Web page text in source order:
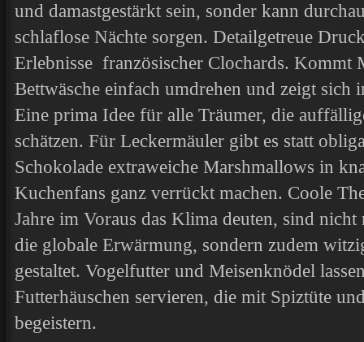
und damastgestärkt sein, sonder kann
schlaflose Nächte sorgen. Detailgetreue
Erlebnisse französischer Clochards. Kommt
Bettwäsche einfach umdrehen und zeigt
Eine prima Idee für alle Träumer, die
schätzen. Für Leckermäuler gibt es statt
Schokolade extraweiche Marshmallows in
Kuchenfans ganz verrückt machen. Coole
Jahre im Voraus das Klima deuten, sind
die globale Erwärmung, sondern zudem
gestaltet. Vogelfutter und Meisenknödel
Futterhäuschen servieren, die mit Spiztüte
begeistern.